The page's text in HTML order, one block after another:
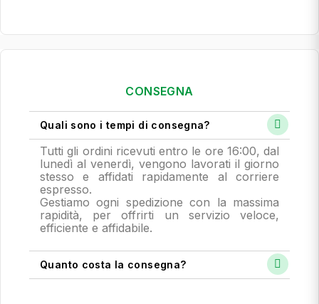
CONSEGNA
Quali sono i tempi di consegna?
Tutti gli ordini ricevuti entro le ore 16:00, dal
lunedì al venerdì, vengono lavorati il giorno
stesso e affidati rapidamente al corriere
espresso.
Gestiamo ogni spedizione con la massima
rapidità, per offrirti un servizio veloce,
efficiente e affidabile.
Quanto costa la consegna?